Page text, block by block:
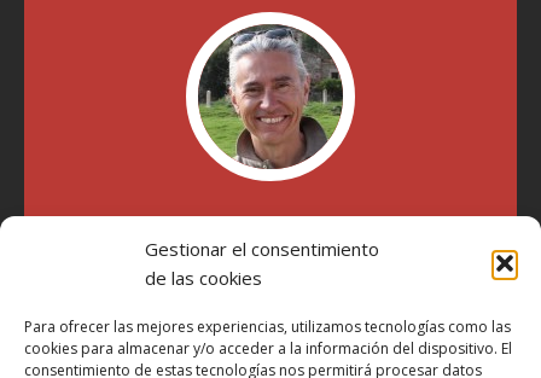
Gestionar el consentimiento
de las cookies
Para ofrecer las mejores experiencias, utilizamos tecnologías como las
cookies para almacenar y/o acceder a la información del dispositivo. El
consentimiento de estas tecnologías nos permitirá procesar datos
año 2007 he escrito sobre motos en distintos medios.
Millatrece.com es una apuesta por escribir sobre lo que me
participa"